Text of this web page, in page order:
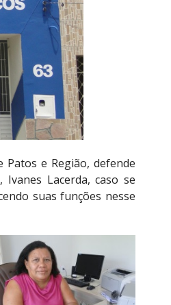
Patos e Região, defende
Lacerda, caso se
suas funções nesse